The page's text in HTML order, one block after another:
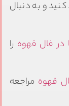
و به دنبال
در فال قهوهرا
قهوهمراجعه